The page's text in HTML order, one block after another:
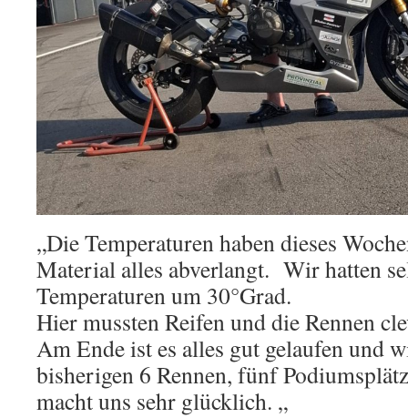
„Die Temperaturen haben dieses
Material alles abverlangt. Wir hatten
Temperaturen um 30°Grad.
Hier mussten Reifen und die Rennen
Am Ende ist es alles gut gelaufen und
bisherigen 6 Rennen, fünf
macht uns sehr glücklich. „